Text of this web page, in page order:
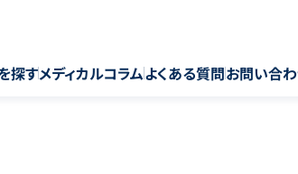
探すメディカルコラムよくある質問お問い合